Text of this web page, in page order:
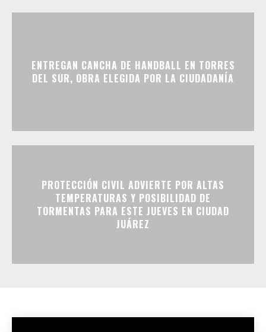
ENTREGAN CANCHA DE HANDBALL EN TORRES
DEL SUR, OBRA ELEGIDA POR LA CIUDADANÍA
PROTECCIÓN CIVIL ADVIERTE POR ALTAS
TEMPERATURAS Y POSIBILIDAD DE
TORMENTAS PARA ESTE JUEVES EN CIUDAD
JUÁREZ